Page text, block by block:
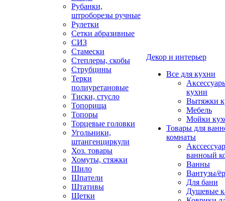
Рубанки,
штроборезы ручные
Рулетки
Сетки абразивные
СИЗ
Стамески
Степлеры, скобы
Струбцины
Терки
полиуретановые
Тиски, стусло
Топорища
Топоры
Торцевые головки
Угольники,
штангенциркули
Хоз. товары
Хомуты, стяжки
Шило
Шпатели
Штативы
Щетки
Декор и интерьер
Все для кухни
кухни
Вытяжки
Мебель
Мойки
Товары для
комнаты
ванноый
Ванны
Вантузы/
Для бани
Душевые